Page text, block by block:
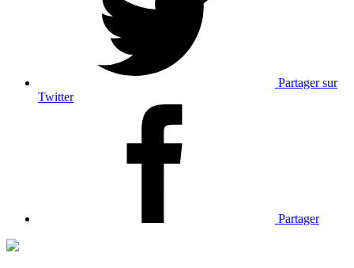
Partager sur
Twitter
Partager